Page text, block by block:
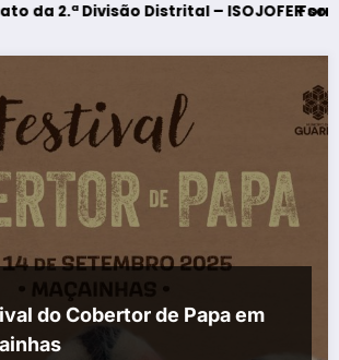
Distrital – ISOJOFER sorteado
Fornos de
do Cobertor de Papa em